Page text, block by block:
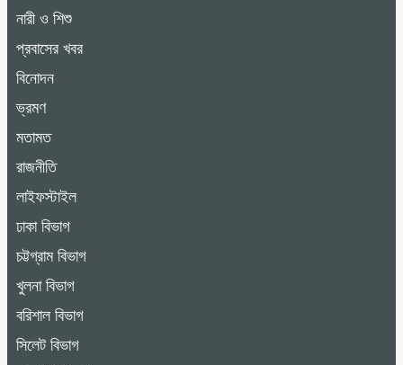
নারী ও শিশু
প্রবাসের খবর
বিনোদন
ভ্রমণ
মতামত
রাজনীতি
লাইফস্টাইল
ঢাকা বিভাগ
চট্টগ্রাম বিভাগ
খুলনা বিভাগ
বরিশাল বিভাগ
সিলেট বিভাগ